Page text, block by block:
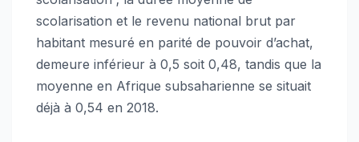
scolarisation et le revenu national brut par
habitant mesuré en parité de pouvoir d’achat,
demeure inférieur à 0,5 soit 0,48, tandis que la
moyenne en Afrique subsaharienne se situait
déjà à 0,54 en 2018.